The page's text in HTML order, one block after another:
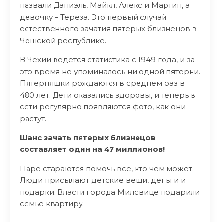
назвали Даниэль, Майкл, Алекс и Мартин, а
девочку – Тереза. Это первый случай
естественного зачатия пятерых близнецов в
Чешской республике.
В Чехии ведется статистика с 1949 года, и за
это время не упоминалось ни одной пятерни.
Пятерняшки рождаются в среднем раз в
480 лет. Дети оказались здоровы, и теперь в
сети регулярно появляются фото, как они
растут.
Шанс зачать пятерых близнецов
составляет один на 47 миллионов!
Паре стараются помочь все, кто чем может.
Люди присылают детские вещи, деньги и
подарки. Власти города Миловице подарили
семье квартиру.